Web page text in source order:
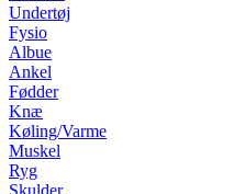
Undertøj
Fysio
Albue
Ankel
Fødder
Knæ
Køling/Varme
Muskel
Ryg
Skulder